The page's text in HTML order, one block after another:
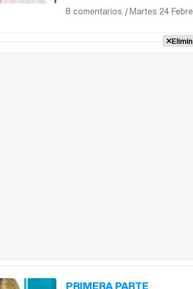
8 comentarios |Martes 24
PRIMERA PARTE